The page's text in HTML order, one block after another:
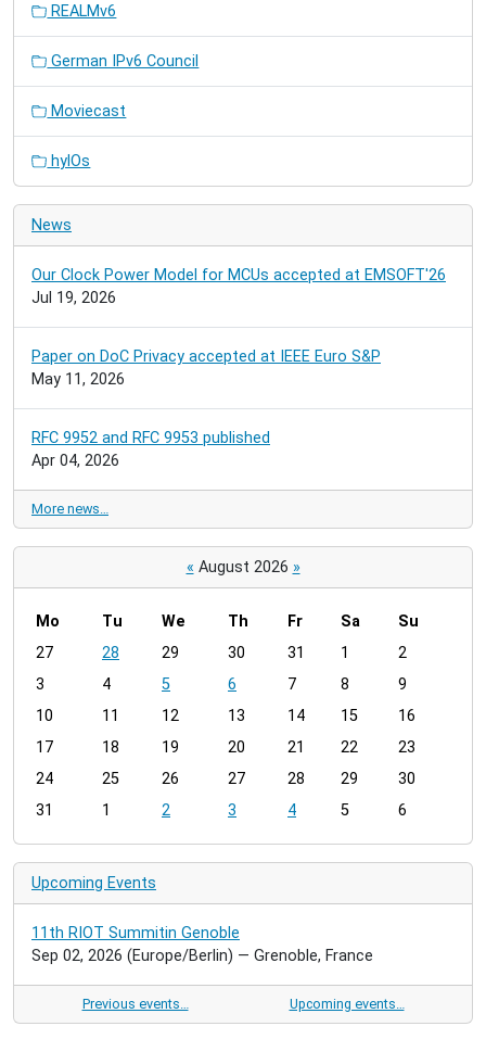
REALMv6
German IPv6 Council
Moviecast
hylOs
News
Our Clock Power Model for MCUs accepted at EMSOFT'26
Jul 19, 2026
Paper on DoC Privacy accepted at IEEE Euro S&P
May 11, 2026
RFC 9952 and RFC 9953 published
Apr 04, 2026
More news…
« August 2026 »
m
n
h
8
Mo Tu We Th Fr Sa
Su
27
28 29 30 31 1
2
3
4 5 6 7 8
9
10
11 12 13 14 15
16
17
18 19 20 21 22
23
24
25 26 27 28 29
30
31
1 2 3 4 5 6
Upcoming Events
11th RIOT Summitin Genoble
Sep 02, 2026 (Europe/Berlin) — Grenoble, France
Previous events… Upcoming events…